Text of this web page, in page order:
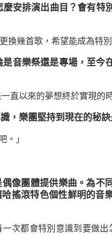
安排演出曲目？會有特
換幾首歌，希望能成為特別
音樂祭還是專場，至今
直以來的夢想終於實現的時
，樂團堅持到現在的秘訣
。」
像團體提供樂曲。為不
搖滾特色個性鮮明的音
次都會特別意識到要做